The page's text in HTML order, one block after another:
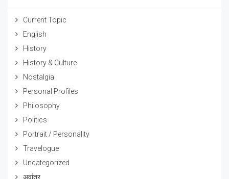
Current Topic
English
History
History & Culture
Nostalgia
Personal Profiles
Philosophy
Politics
Portrait / Personality
Travelogue
Uncategorized
अवांतर